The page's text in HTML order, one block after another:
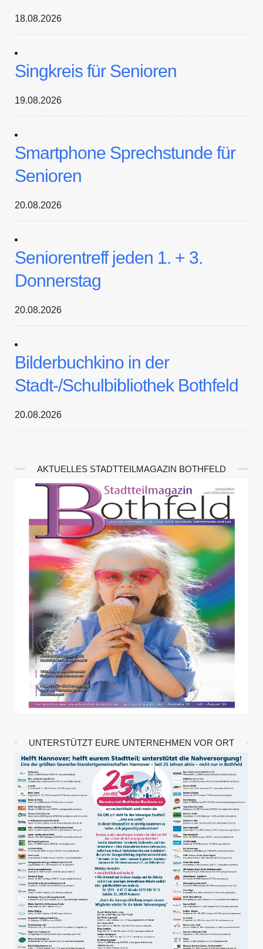
18.08.2026
Singkreis für Senioren
19.08.2026
Smartphone Sprechstunde für
Senioren
20.08.2026
Seniorentreff jeden 1. + 3.
Donnerstag
20.08.2026
Bilderbuchkino in der
Stadt-/Schulbibliothek Bothfeld
20.08.2026
AKTUELLES STADTTEILMAGAZIN BOTHFELD
UNTERSTÜTZT EURE UNTERNEHMEN VOR ORT